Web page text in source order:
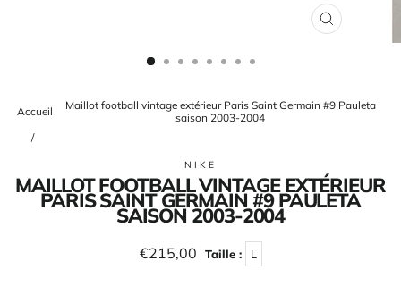
FERMER
Accueil
/
Maillot football vintage extérieur Paris Saint Germain #9 Pauleta
saison 2003-2004
NIKE
MAILLOT FOOTBALL VINTAGE EXTÉRIEUR
PARIS SAINT GERMAIN #9 PAULETA
SAISON 2003-2004
Prix
régulier
€215,00 Taille : L